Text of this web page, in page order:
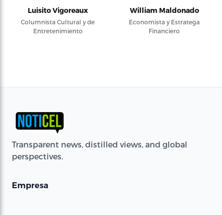
Luisito Vigoreaux
Columnista Cultural y de
Entretenimiento
William Maldonado
Economista y Estratega
Financiero
Transparent news, distilled views, and global
perspectives.
Empresa